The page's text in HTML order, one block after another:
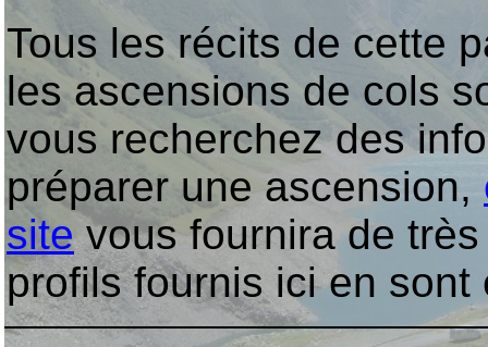
Tous les récits de cette
les ascensions de cols
vous recherchez des
préparer une ascension,
sitevous fournira de
profils fournis ici en